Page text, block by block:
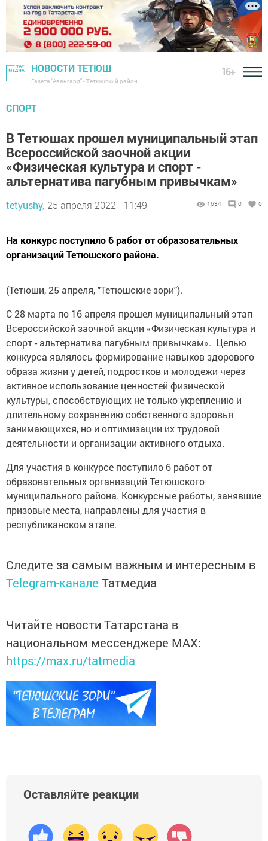
НОВОСТИ ТЕТЮШ
Газета "Авангард" - Тетюшский район
16+
СПОРТ
В Тетюшах прошел муниципальный этап
Всероссийской заочной акции
«Физическая культура и спорт -
альтернатива пагубным привычкам»
tetyushy, 25 апреля 2022 - 11:49 1634 0 0
На конкурс поступило 6 работ от образовательных
организаций Тетюшского района.
(Тетюши, 25 апреля, "Тетюшские зори").
С 28 марта по 16 апреля прошел муниципальный этап
Всероссийской заочной акции «Физическая культура и
спорт - альтернатива пагубным привычкам». Целью
конкурса являлось формирование навыков здорового
образа жизни у детей, подростков и молодежи через
активное использование ценностей физической
культуры, способствующих не только укреплению и
длительному сохранению собственного здоровья
занимающихся, но и оптимизации их трудовой
деятельности и организации активного отдыха.
Для участия в конкурсе поступило 6 работ от
образовательных организаций Тетюшского
муниципального района. Конкурсные работы, занявшие
призовые места, направлены для участия в
республиканском этапе.
Следите за самым важным и интересным в
Telegram-канале Татмедиа
Читайте новости Татарстана в
национальном мессенджере MАХ:
https://max.ru/tatmedia
Оставляйте реакции